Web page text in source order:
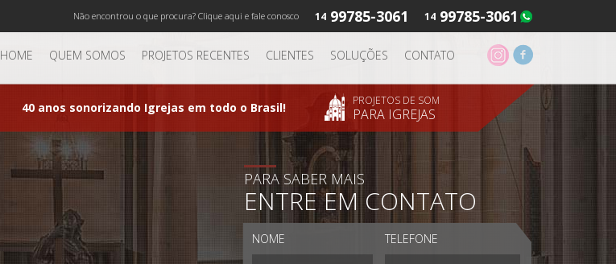
14 99785-3061
Não encontrou o que procura? Clique aqui e fale conosco 14 99785-3061
HOME QUEM SOMOS PROJETOS RECENTES CLIENTES SOLUÇÕES CONTATO
40 anos sonorizando Igrejas em todo o Brasil! PROJETOS DE SOM
PARA IGREJAS
PARA SABER MAIS
ENTRE EM CONTATO
NOME TELEFONE